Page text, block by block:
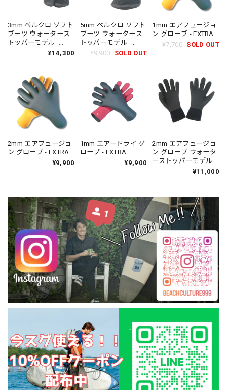
3mm ベルクロ ソフト
ブーツ ウォータース
トッパーモデル -
¥14,300
5mm ベルクロ ソフト
ブーツ ウォータース
トッパーモデル -
EXTRA
¥9,900 SOLD OUT
1mm エアフュージョ
ン グローブ - EXTRA
¥7,700 SOLD OUT
2mm エアフュージョ
ン グローブ - EXTRA
¥9,900
1mm エアードライ グ
ローブ - EXTRA
¥9,900
2mm エアフュージョ
ン グローブ ウォータ
ーストッパーモデル -
¥11,000